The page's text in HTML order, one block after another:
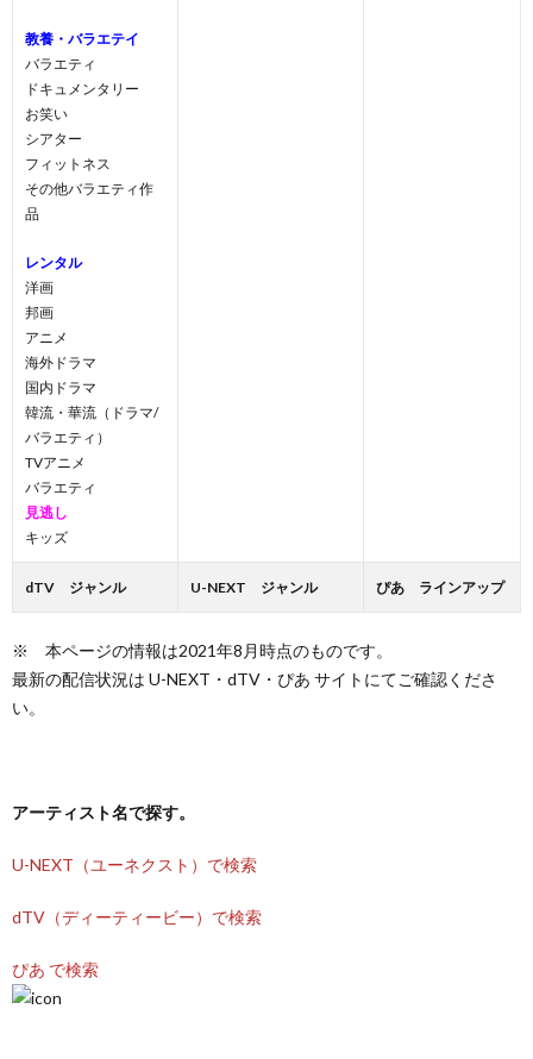
教養・バラエテイ
バラエティ
ドキュメンタリー
お笑い
シアター
フィットネス
その他バラエティ作
品
レンタル
洋画
邦画
アニメ
海外ドラマ
国内ドラマ
韓流・華流（ドラマ/
バラエティ）
TVアニメ
バラエティ
見逃し
キッズ
dTV ジャンル U-NEXT ジャンル ぴあ ラインアップ
※ 本ページの情報は2021年8月時点のものです。
最新の配信状況は U-NEXT・dTV・ぴあ サイトにてご確認くださ
い。
アーティスト名で探す。
U-NEXT（ユーネクスト）で検索
dTV（ディーティービー）で検索
ぴあ で検索